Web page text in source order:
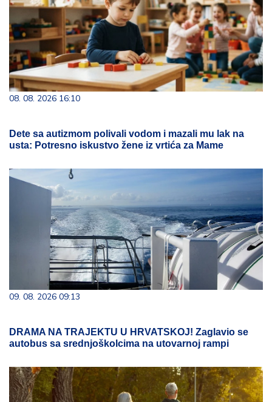
08. 08. 2026 16:10
Dete sa autizmom polivali vodom i mazali mu lak na
usta: Potresno iskustvo žene iz vrtića za Mame
09. 08. 2026 09:13
DRAMA NA TRAJEKTU U HRVATSKOJ! Zaglavio se
autobus sa srednjoškolcima na utovarnoj rampi